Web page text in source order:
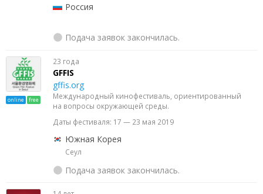
Россия
Подача заявок закончилась.
online free
23 года
GFFIS
gffis.org
Международный кинофестиваль, ориентированный
на вопросы окружающей среды.
Даты фестиваля: 17 — 23 мая 2019
Южная Корея
Сеул
Подача заявок закончилась.